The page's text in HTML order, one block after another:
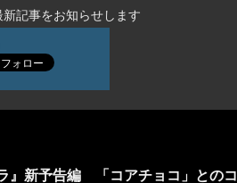
記事をお知らせします
』新予告編 「コアチョコ」とのコ